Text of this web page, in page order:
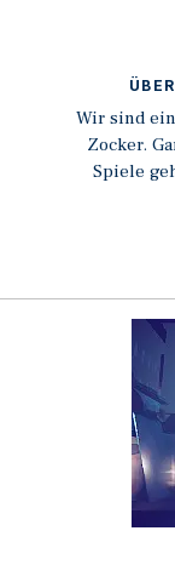
Wir sind
Zocker.
Spiele